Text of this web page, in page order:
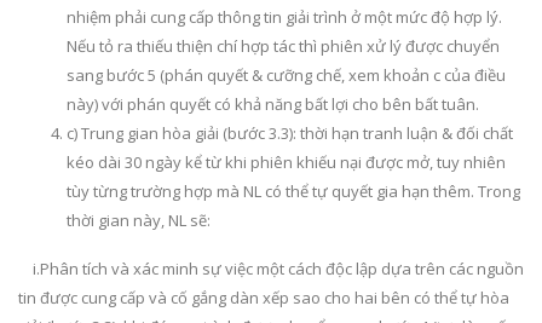
nhiệm phải cung cấp thông tin giải trình ở một mức độ hợp lý.
Nếu tỏ ra thiếu thiện chí hợp tác thì phiên xử lý được chuyển
sang bước 5 (phán quyết & cưỡng chế, xem khoản c của điều
này) với phán quyết có khả năng bất lợi cho bên bất tuân.
c) Trung gian hòa giải (bước 3.3): thời hạn tranh luận & đối chất
kéo dài 30 ngày kể từ khi phiên khiếu nại được mở, tuy nhiên
tùy từng trường hợp mà NL có thể tự quyết gia hạn thêm. Trong
thời gian này, NL sẽ:
i.Phân tích và xác minh sự việc một cách độc lập dựa trên các nguồn
tin được cung cấp và cố gắng dàn xếp sao cho hai bên có thể tự hòa